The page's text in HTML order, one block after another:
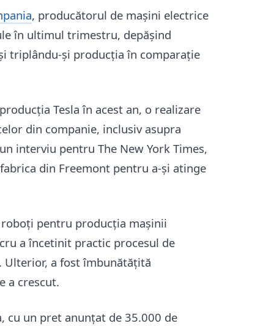
, producătorul de mașini electrice
în ultimul trimestru, depășind
triplându-și producția în comparație
Tesla în acest an, o realizare
din companie, inclusiv asupra
interviu pentru The New York Times,
din Freemont pentru a-și atinge
pentru producția mașinii
a încetinit practic procesul de
Ulterior, a fost îmbunătățită
a crescut.
cu un pret anunțat de 35.000 de